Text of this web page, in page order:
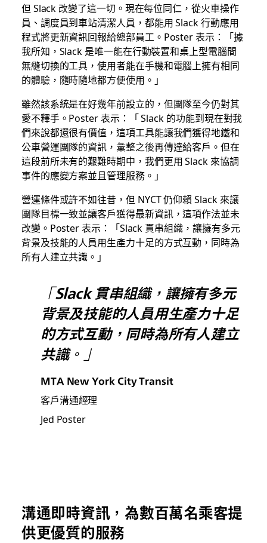
但 Slack 改變了這一切。現在每位同仁，從火車操作
員、調度員到車站清潔人員，都能用 Slack 行動應用
程式將更新資訊回報給總部員工。Poster 表示：「據
我所知，Slack 是唯一能在行動裝置和桌上型電腦間
無縫切換的工具，使用者能在手機和電腦上擁有相同
的體驗，隨時隨地都方便使用。」
雖然該系統是在好幾年前設立的，但團隊至今仍對其
愛不釋手。Poster 表示：「 Slack 的功能到現在對我
們來說都還很有價值，這項工具能讓我們獲得地鐵和
公車營運團隊的資訊，彙整之後再傳達給客戶。但在
這段前所未有的艱難時期中，我們更用 Slack 來協調
事件的應變方案並且管理服務。」
營運條件或許不如往昔，但 NYCT 仍仰賴 Slack 來讓
團隊目標一致並讓客戶獲得最新資訊，這項作法並未
改變。Poster 表示：「Slack 貫串組織，讓擁有多元
背景及技能的人員用生產力十足的方式互動，同時為
所有人建立共識。」
「Slack 貫串組織，讓擁有多元
背景及技能的人員用生產力十足
的方式互動，同時為所有人建立
共識。」
MTA New York City Transit
客戶溝通經理
Jed Poster
溝通即時資訊，為數百萬名乘客提
供更優質的服務